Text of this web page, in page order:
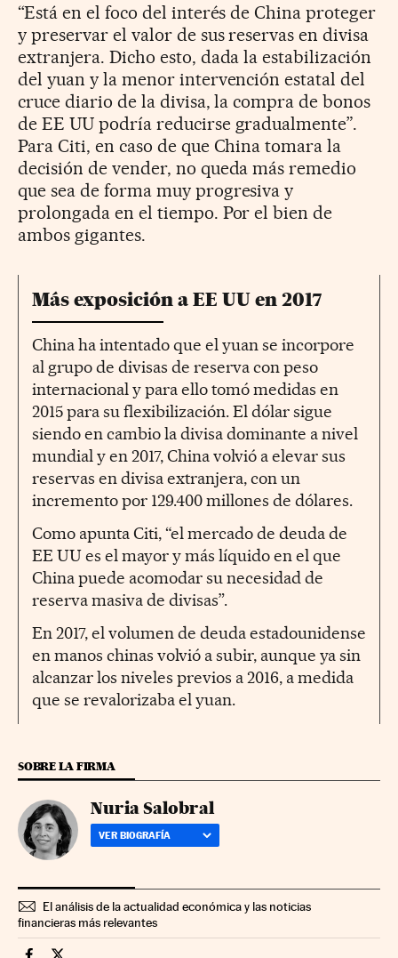
“Está en el foco del interés de China proteger
y preservar el valor de sus reservas en divisa
extranjera. Dicho esto, dada la estabilización
del yuan y la menor intervención estatal del
cruce diario de la divisa, la compra de bonos
de EE UU podría reducirse gradualmente”.
Para Citi, en caso de que China tomara la
decisión de vender, no queda más remedio
que sea de forma muy progresiva y
prolongada en el tiempo. Por el bien de
ambos gigantes.
Más exposición a EE UU en 2017
China ha intentado que el yuan se incorpore
al grupo de divisas de reserva con peso
internacional y para ello tomó medidas en
2015 para su flexibilización. El dólar sigue
siendo en cambio la divisa dominante a nivel
mundial y en 2017, China volvió a elevar sus
reservas en divisa extranjera, con un
incremento por 129.400 millones de dólares.
Como apunta Citi, “el mercado de deuda de
EE UU es el mayor y más líquido en el que
China puede acomodar su necesidad de
reserva masiva de divisas”.
En 2017, el volumen de deuda estadounidense
en manos chinas volvió a subir, aunque ya sin
alcanzar los niveles previos a 2016, a medida
que se revalorizaba el yuan.
SOBRE LA FIRMA
Nuria Salobral
VER BIOGRAFÍA
El análisis de la actualidad económica y las noticias
financieras más relevantes